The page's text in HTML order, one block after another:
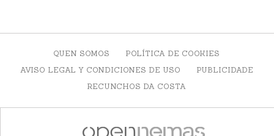
QUEN SOMOS
POLÍTICA DE COOKIES
AVISO LEGAL Y CONDICIONES DE USO
PUBLICIDADE
RECUNCHOS DA COSTA